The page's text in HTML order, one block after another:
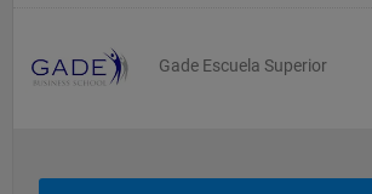
Gade Escuela Superior